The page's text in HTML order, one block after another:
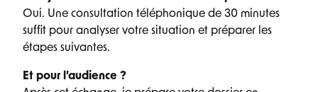
Oui. Une consultation téléphonique de 30 minutes
suffit pour analyser votre situation et préparer les
étapes suivantes.
Et pour l’audience ?